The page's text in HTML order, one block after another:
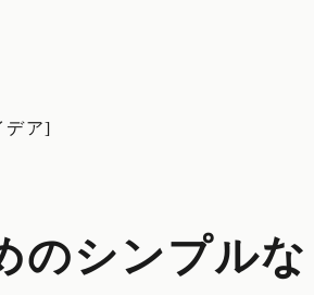
デア]
のシンプルな